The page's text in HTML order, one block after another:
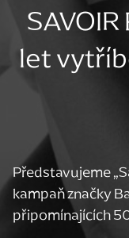
let
Představujeme
kampaň značky
připomínajících